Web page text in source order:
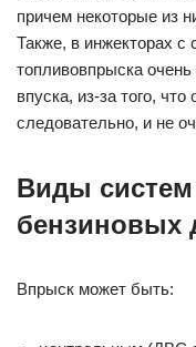
причем некоторые из
Также, в инжекторах с
топливовпрыска
впуска, из-за того,
следовательно, и не
Виды
бензиновых
Впрыск может быть: